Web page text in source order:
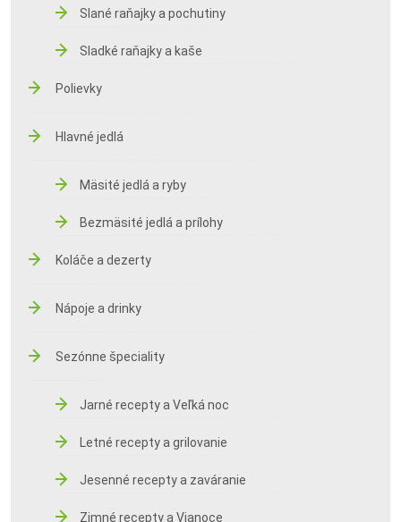
Slané raňajky a pochutiny
Sladké raňajky a kaše
Polievky
Hlavné jedlá
Mäsité jedlá a ryby
Bezmäsité jedlá a prílohy
Koláče a dezerty
Nápoje a drinky
Sezónne špeciality
Jarné recepty a Veľká noc
Letné recepty a grilovanie
Jesenné recepty a zaváranie
Zimné recepty a Vianoce